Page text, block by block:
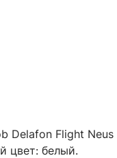
Delafon Flight
цвет: белый.